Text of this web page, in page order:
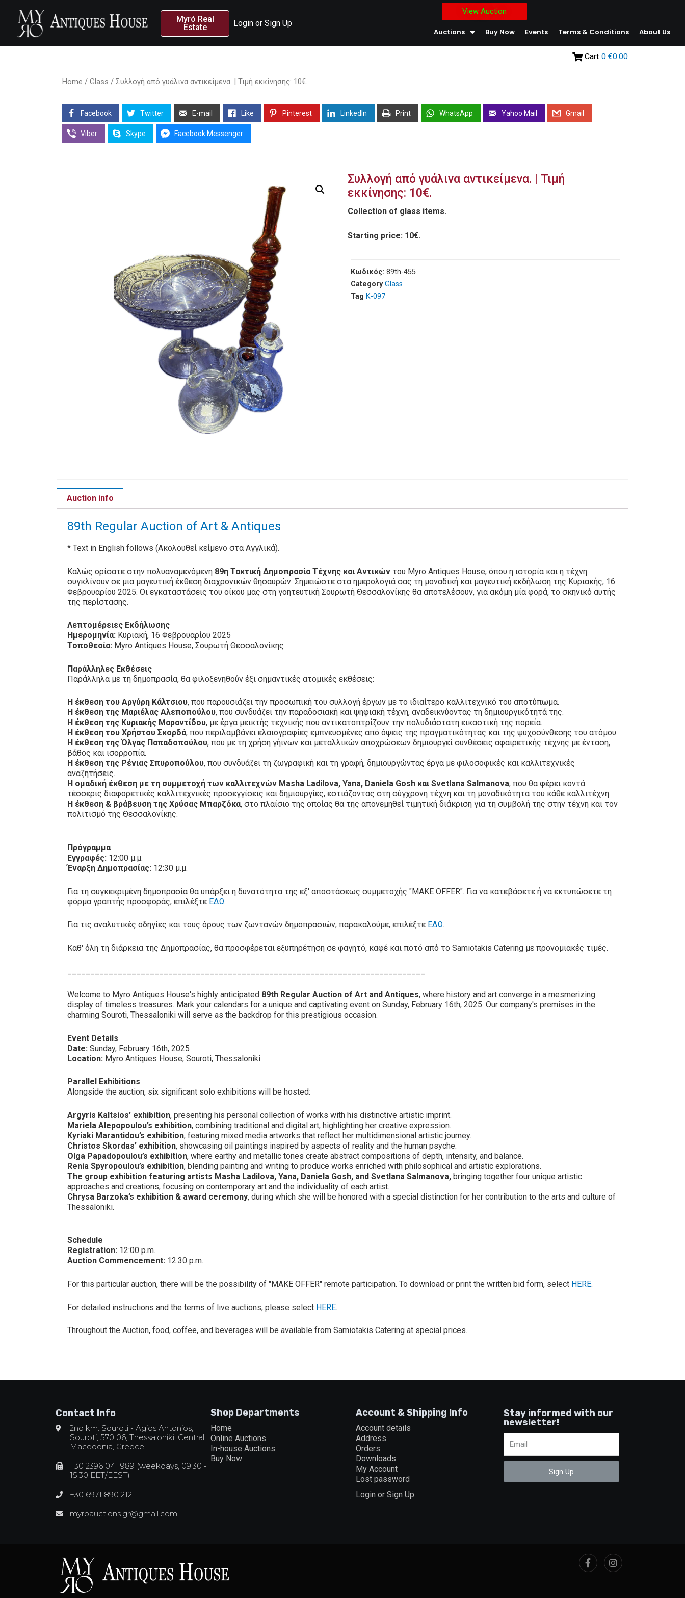
Myró Real
Estate
Login or Sign Up
View Auction
Auctions Buy Now Events Terms & Conditions About Us
Cart 0 €0.00
Home / Glass / Συλλογή από γυάλινα αντικείμενα. | Τιμή εκκίνησης: 10€.
Facebook Twitter E-mail Like Pinterest LinkedIn Print WhatsApp Yahoo Mail Gmail
Viber Skype Facebook Messenger
Συλλογή από γυάλινα αντικείμενα. | Τιμή
εκκίνησης: 10€.
Collection of glass items.
Starting price: 10€.
Κωδικός: 89th-455
Category Glass
Tag Κ-097
Auction info
89th Regular Auction of Art & Antiques
* Text in English follows (Ακολουθεί κείμενο στα Αγγλικά).
Καλώς ορίσατε στην πολυαναμενόμενη 89η Τακτική Δημοπρασία Τέχνης και Αντικών του Myro Antiques House, όπου η ιστορία και η τέχνη
συγκλίνουν σε μια μαγευτική έκθεση διαχρονικών θησαυρών. Σημειώστε στα ημερολόγιά σας τη μοναδική και μαγευτική εκδήλωση της Κυριακής, 16
Φεβρουαρίου 2025. Οι εγκαταστάσεις του οίκου μας στη γοητευτική Σουρωτή Θεσσαλονίκης θα αποτελέσουν, για ακόμη μία φορά, το σκηνικό αυτής
της περίστασης.
Λεπτομέρειες Εκδήλωσης
Ημερομηνία: Κυριακή, 16 Φεβρουαρίου 2025
Τοποθεσία: Myro Antiques House, Σουρωτή Θεσσαλονίκης
Παράλληλες Εκθέσεις
Παράλληλα με τη δημοπρασία, θα φιλοξενηθούν έξι σημαντικές ατομικές εκθέσεις:
Η έκθεση του Αργύρη Κάλτσιου, που παρουσιάζει την προσωπική του συλλογή έργων με το ιδιαίτερο καλλιτεχνικό του αποτύπωμα.
Η έκθεση της Μαριέλας Αλεποπούλου, που συνδυάζει την παραδοσιακή και ψηφιακή τέχνη, αναδεικνύοντας τη δημιουργικότητά της.
Η έκθεση της Κυριακής Μαραντίδου, με έργα μεικτής τεχνικής που αντικατοπτρίζουν την πολυδιάστατη εικαστική της πορεία.
Η έκθεση του Χρήστου Σκορδά, που περιλαμβάνει ελαιογραφίες εμπνευσμένες από όψεις της πραγματικότητας και της ψυχοσύνθεσης του ατόμου.
Η έκθεση της Όλγας Παπαδοπούλου, που με τη χρήση γήινων και μεταλλικών αποχρώσεων δημιουργεί συνθέσεις αφαιρετικής τέχνης με ένταση,
βάθος και ισορροπία.
Η έκθεση της Ρένιας Σπυροπούλου, που συνδυάζει τη ζωγραφική και τη γραφή, δημιουργώντας έργα με φιλοσοφικές και καλλιτεχνικές
αναζητήσεις.
Η ομαδική έκθεση με τη συμμετοχή των καλλιτεχνών Masha Ladilova, Yana, Daniela Gosh και Svetlana Salmanova, που θα φέρει κοντά
τέσσερις διαφορετικές καλλιτεχνικές προσεγγίσεις και δημιουργίες, εστιάζοντας στη σύγχρονη τέχνη και τη μοναδικότητα του κάθε καλλιτέχνη.
Η έκθεση & βράβευση της Χρύσας Μπαρζόκα, στο πλαίσιο της οποίας θα της απονεμηθεί τιμητική διάκριση για τη συμβολή της στην τέχνη και τον
πολιτισμό της Θεσσαλονίκης.
Πρόγραμμα
Εγγραφές: 12:00 μ.μ.
Έναρξη Δημοπρασίας: 12:30 μ.μ.
Για τη συγκεκριμένη δημοπρασία θα υπάρξει η δυνατότητα της εξ' αποστάσεως συμμετοχής "MAKE OFFER". Για να κατεβάσετε ή να εκτυπώσετε τη
φόρμα γραπτής προσφοράς, επιλέξτε ΕΔΩ.
Για τις αναλυτικές οδηγίες και τους όρους των ζωντανών δημοπρασιών, παρακαλούμε, επιλέξτε ΕΔΩ.
Καθ' όλη τη διάρκεια της Δημοπρασίας, θα προσφέρεται εξυπηρέτηση σε φαγητό, καφέ και ποτό από το Samiotakis Catering με προνομιακές τιμές.
Welcome to Myro Antiques House's highly anticipated 89th Regular Auction of Art and Antiques, where history and art converge in a mesmerizing
display of timeless treasures. Mark your calendars for a unique and captivating event on Sunday, February 16th, 2025. Our company's premises in the
charming Souroti, Thessaloniki will serve as the backdrop for this prestigious occasion.
Event Details
Date: Sunday, February 16th, 2025
Location: Myro Antiques House, Souroti, Thessaloniki
Parallel Exhibitions
Alongside the auction, six significant solo exhibitions will be hosted:
Argyris Kaltsios’ exhibition, presenting his personal collection of works with his distinctive artistic imprint.
Mariela Alepopoulou’s exhibition, combining traditional and digital art, highlighting her creative expression.
Kyriaki Marantidou’s exhibition, featuring mixed media artworks that reflect her multidimensional artistic journey.
Christos Skordas’ exhibition, showcasing oil paintings inspired by aspects of reality and the human psyche.
Olga Papadopoulou’s exhibition, where earthy and metallic tones create abstract compositions of depth, intensity, and balance.
Renia Spyropoulou’s exhibition, blending painting and writing to produce works enriched with philosophical and artistic explorations.
The group exhibition featuring artists Masha Ladilova, Yana, Daniela Gosh, and Svetlana Salmanova, bringing together four unique artistic
approaches and creations, focusing on contemporary art and the individuality of each artist.
Chrysa Barzoka’s exhibition & award ceremony, during which she will be honored with a special distinction for her contribution to the arts and culture of
Thessaloniki.
Schedule
Registration: 12:00 p.m.
Auction Commencement: 12:30 p.m.
For this particular auction, there will be the possibility of "MAKE OFFER" remote participation. To download or print the written bid form, select HERE.
For detailed instructions and the terms of live auctions, please select HERE.
Throughout the Auction, food, coffee, and beverages will be available from Samiotakis Catering at special prices.
Contact Info
2nd km. Souroti - Agios Antonios,
Souroti, 570 06, Thessaloniki, Central
Macedonia, Greece
+30 2396 041 989 (weekdays, 09:30 -
15:30 EET/EEST)
+30 6971 890 212
myroauctions.gr@gmail.com
Shop Departments
Home
Online Auctions
In-house Auctions
Buy Now
Account & Shipping Info
Account details
Address
Orders
Downloads
My Account
Lost password
Login or Sign Up
Stay informed with our
newsletter!
Sign Up